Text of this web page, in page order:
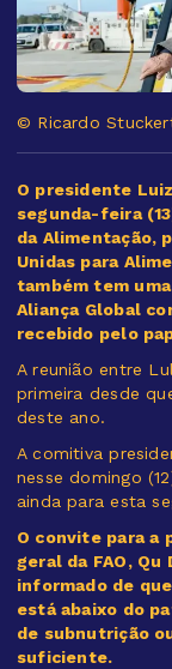
© Ricardo
O presidente
segunda-feira
da Alimentação,
Unidas para
também tem
Aliança Global
recebido pelo
A reunião entre
primeira desde
deste ano.
A comitiva
nesse domingo
ainda para esta
O convite para a
geral da FAO,
informado de
está abaixo do
de subnutrição
suficiente.